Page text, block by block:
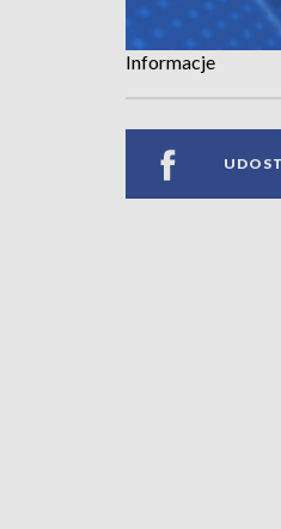
Informacje